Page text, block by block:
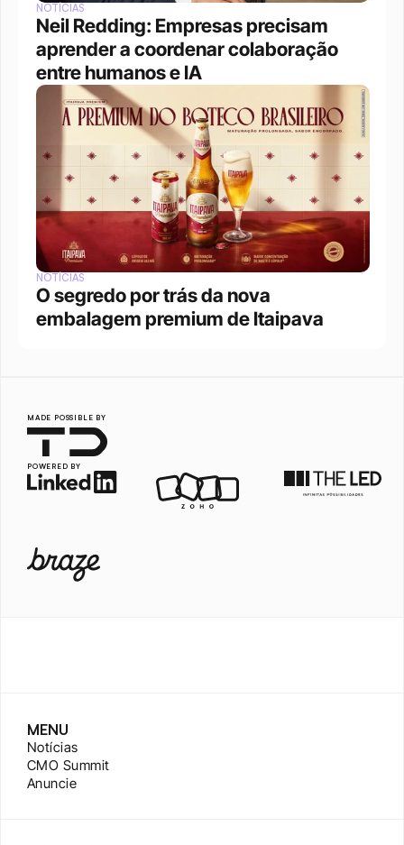
NOTÍCIAS
Neil Redding: Empresas precisam
aprender a coordenar colaboração
entre humanos e IA
NOTÍCIAS
O segredo por trás da nova
embalagem premium de Itaipava
MADE POSSIBLE BY
POWERED BY
MENU
Notícias
CMO Summit
Anuncie